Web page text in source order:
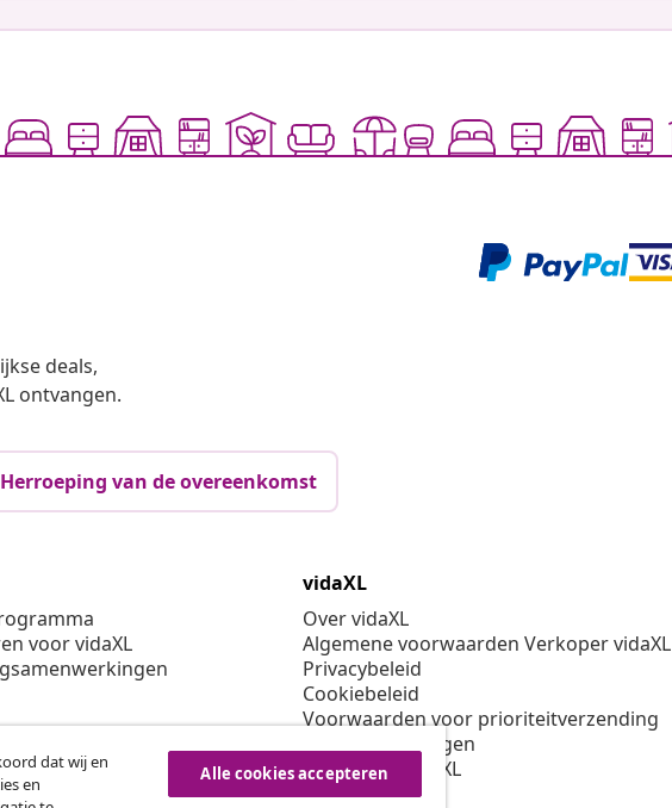
deals,
ontvangen.
Herroeping van de overeenkomst
voor vidaXL
vidaXL
Over vidaXL
Algemene voorwaarden Verkoper vidaXL
Privacybeleid
Cookiebeleid
Voorwaarden voor prioriteitverzending
Cookie-instellingen
Werken bij vidaXL
Veiligheid
dat wij en
en
Alle cookies accepteren